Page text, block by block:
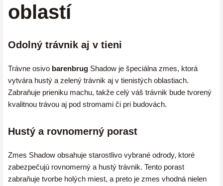
oblastí
Odolný trávnik aj v tieni
Trávne osivo barenbrug Shadow je špeciálna zmes, ktorá
vytvára hustý a zelený trávnik aj v tienistých oblastiach.
Zabraňuje prieniku machu, takže celý váš trávnik bude tvorený
kvalitnou trávou aj pod stromami či pri budovách.
Hustý a rovnomerný porast
Zmes Shadow obsahuje starostlivo vybrané odrody, ktoré
zabezpečujú rovnomerný a hustý trávnik. Tento porast
zabraňuje tvorbe holých miest, a preto je zmes vhodná nielen